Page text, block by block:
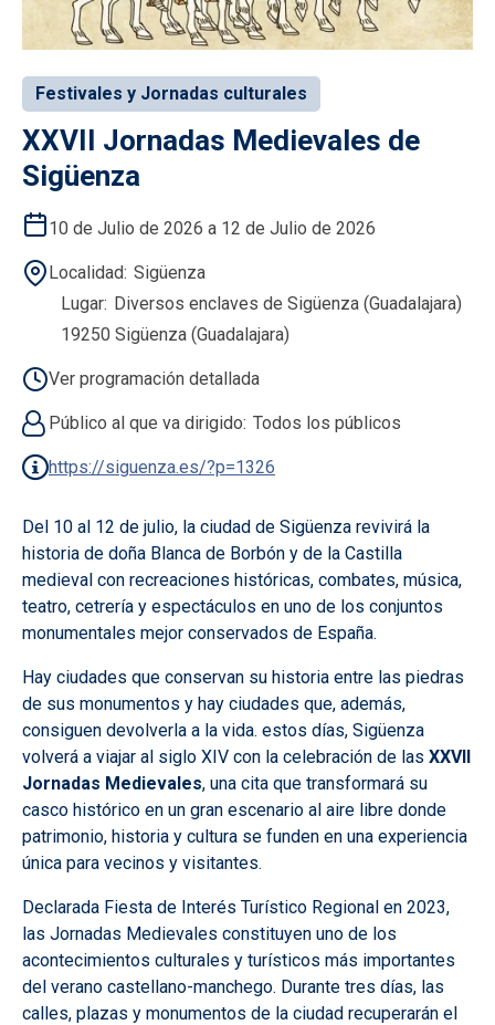
Festivales y Jornadas culturales
XXVII Jornadas Medievales de
Sigüenza
10 de Julio de 2026 a 12 de Julio de 2026
Localidad Sigüenza
Lugar Diversos enclaves de Sigüenza (Guadalajara)
19250 Sigüenza (Guadalajara)
Ver programación detallada
Público al que va dirigido Todos los públicos
https://siguenza.es/?p=1326
Del 10 al 12 de julio, la ciudad de Sigüenza revivirá la
historia de doña Blanca de Borbón y de la Castilla
medieval con recreaciones históricas, combates, música,
teatro, cetrería y espectáculos en uno de los conjuntos
monumentales mejor conservados de España.
Hay ciudades que conservan su historia entre las piedras
de sus monumentos y hay ciudades que, además,
consiguen devolverla a la vida. estos días, Sigüenza
volverá a viajar al siglo XIV con la celebración de las XXVII
Jornadas Medievales, una cita que transformará su
casco histórico en un gran escenario al aire libre donde
patrimonio, historia y cultura se funden en una experiencia
única para vecinos y visitantes.
Declarada Fiesta de Interés Turístico Regional en 2023,
las Jornadas Medievales constituyen uno de los
acontecimientos culturales y turísticos más importantes
del verano castellano-manchego. Durante tres días, las
calles, plazas y monumentos de la ciudad recuperarán el